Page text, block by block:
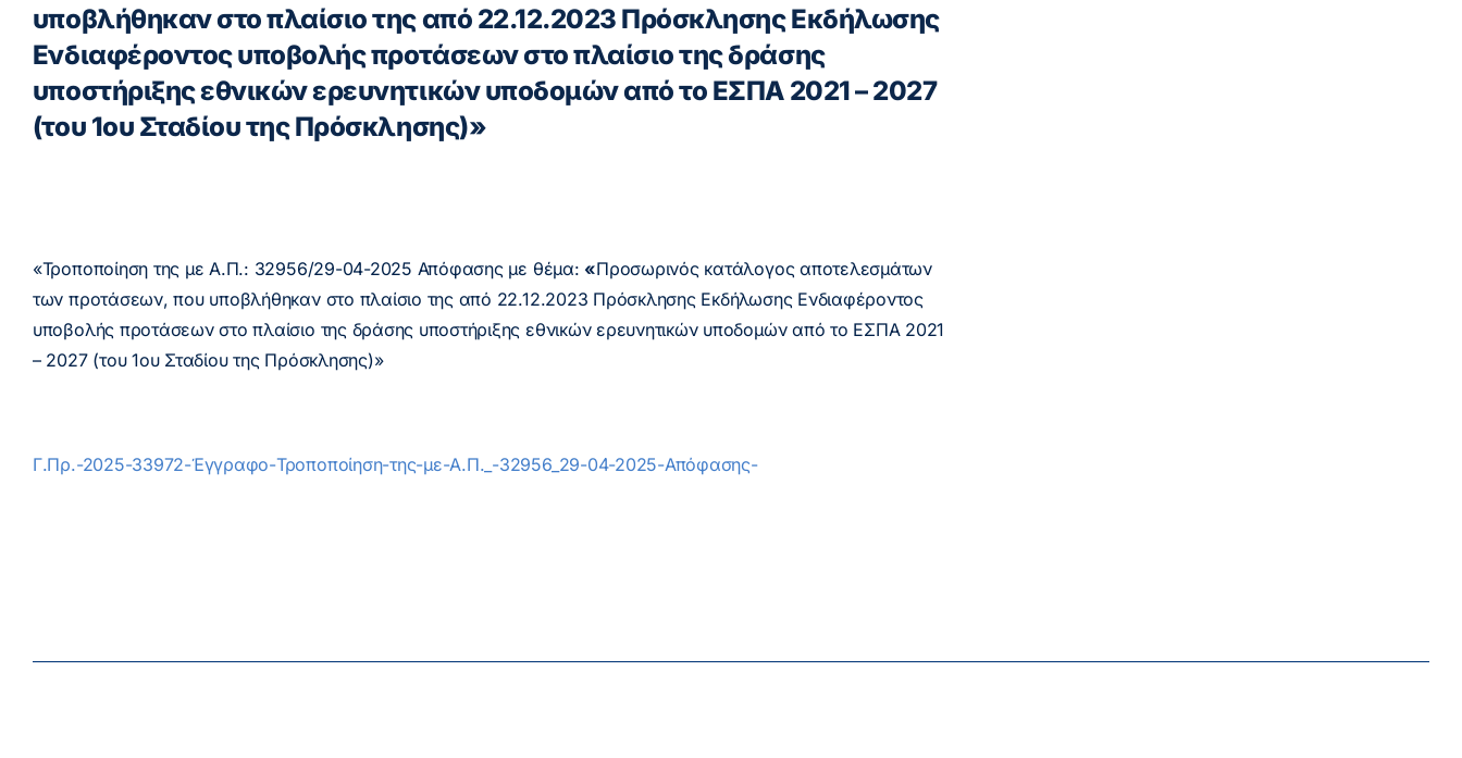
υποβλήθηκαν στο πλαίσιο της από 22.12.2023 Πρόσκλησης Εκδήλωσης
Ενδιαφέροντος υποβολής προτάσεων στο πλαίσιο της δράσης
υποστήριξης εθνικών ερευνητικών υποδομών από το ΕΣΠΑ 2021 – 2027
(του 1ου Σταδίου της Πρόσκλησης)»
«Τροποποίηση της με Α.Π.: 32956/29-04-2025 Απόφασης με θέμα: «Προσωρινός κατάλογος αποτελεσμάτων
των προτάσεων, που υποβλήθηκαν στο πλαίσιο της από 22.12.2023 Πρόσκλησης Εκδήλωσης Ενδιαφέροντος
υποβολής προτάσεων στο πλαίσιο της δράσης υποστήριξης εθνικών ερευνητικών υποδομών από το ΕΣΠΑ 2021
– 2027 (του 1ου Σταδίου της Πρόσκλησης)»
Γ.Πρ.-2025-33972-Έγγραφο-Τροποποίηση-της-με-Α.Π._-32956_29-04-2025-Απόφασης-